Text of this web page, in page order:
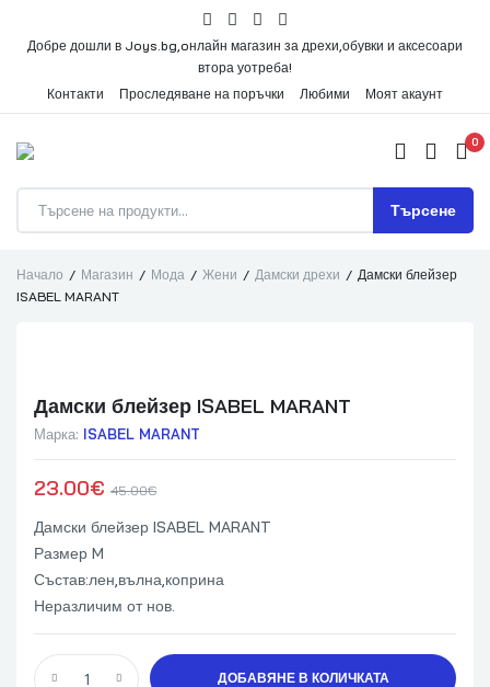
Добре дошли в Joys.bg,oнлайн магазин за дрехи,обувки и аксесоари
втора уотреба!
Контакти
Проследяване на поръчки Любими Моят акаунт
Търсене
0
Начало Магазин Мода Жени Дамски дрехи
Дамски блейзер
ISABEL MARANT
Дамски блейзер ISABEL MARANT
Марка: ISABEL MARANT
45.00€
23.00€
Дамски блейзер ISABEL MARANT
Размер M
Състав:лен,вълна,коприна
Неразличим от нов.
ДОБАВЯНЕ В КОЛИЧКАТА